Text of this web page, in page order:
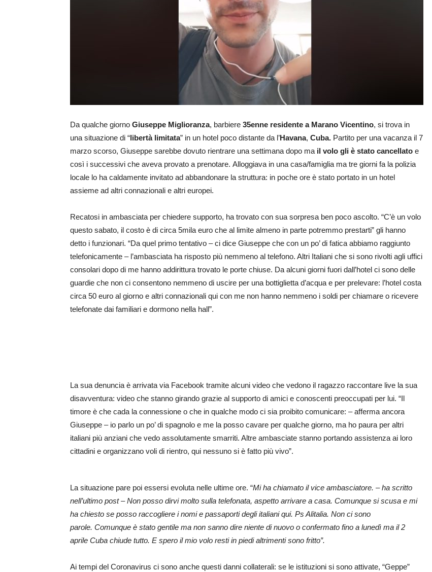
Da qualche giorno Giuseppe Miglioranza, barbiere 35enne residente a Marano Vicentino, si trova in
una situazione di “libertà limitata” in un hotel poco distante da l’Havana, Cuba. Partito per una vacanza il 7
marzo scorso, Giuseppe sarebbe dovuto rientrare una settimana dopo ma il volo gli è stato cancellato e
così i successivi che aveva provato a prenotare. Alloggiava in una casa/famiglia ma tre giorni fa la polizia
locale lo ha caldamente invitato ad abbandonare la struttura: in poche ore è stato portato in un hotel
assieme ad altri connazionali e altri europei.
Recatosi in ambasciata per chiedere supporto, ha trovato con sua sorpresa ben poco ascolto. “C’è un volo
questo sabato, il costo è di circa 5mila euro che al limite almeno in parte potremmo prestarti” gli hanno
detto i funzionari. “Da quel primo tentativo – ci dice Giuseppe che con un po’ di fatica abbiamo raggiunto
telefonicamente – l’ambasciata ha risposto più nemmeno al telefono. Altri Italiani che si sono rivolti agli uffici
consolari dopo di me hanno addirittura trovato le porte chiuse. Da alcuni giorni fuori dall’hotel ci sono delle
guardie che non ci consentono nemmeno di uscire per una bottiglietta d’acqua e per prelevare: l’hotel costa
circa 50 euro al giorno e altri connazionali qui con me non hanno nemmeno i soldi per chiamare o ricevere
telefonate dai familiari e dormono nella hall”.
La sua denuncia è arrivata via Facebook tramite alcuni video che vedono il ragazzo raccontare live la sua
disavventura: video che stanno girando grazie al supporto di amici e conoscenti preoccupati per lui. “Il
timore è che cada la connessione o che in qualche modo ci sia proibito comunicare: – afferma ancora
Giuseppe – io parlo un po’ di spagnolo e me la posso cavare per qualche giorno, ma ho paura per altri
italiani più anziani che vedo assolutamente smarriti. Altre ambasciate stanno portando assistenza ai loro
cittadini e organizzano voli di rientro, qui nessuno si è fatto più vivo”.
La situazione pare poi essersi evoluta nelle ultime ore. “Mi ha chiamato il vice ambasciatore. – ha scritto
nell’ultimo post – Non posso dirvi molto sulla telefonata, aspetto arrivare a casa. Comunque si scusa e mi
ha chiesto se posso raccogliere i nomi e passaporti degli italiani qui. Ps Alitalia. Non ci sono
parole. Comunque è stato gentile ma non sanno dire niente di nuovo o confermato fino a lunedì ma il 2
aprile Cuba chiude tutto. E spero il mio volo resti in piedi altrimenti sono fritto”.
Ai tempi del Coronavirus ci sono anche questi danni collaterali: se le istituzioni si sono attivate, “Geppe”